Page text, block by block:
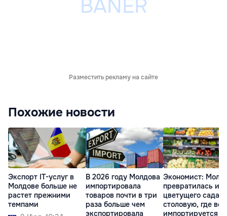
Разместить рекламу на сайте
Похожие новости
Экспорт IT-услуг в
Молдове больше не
растет прежними
темпами
В 2026 году Молдова
импортировала
товаров почти в три
раза больше чем
экспортировала
Экономист:
превратилась из
цветущего сада в
столовую, где всё
импортируется